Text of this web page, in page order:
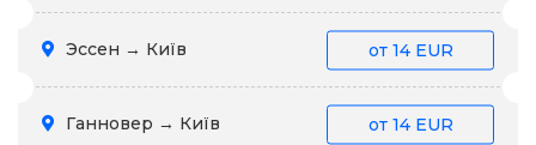
Эссен → Київ от 14 EUR
Ганновер → Київ от 14 EUR